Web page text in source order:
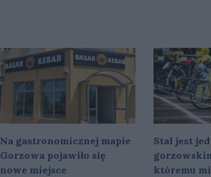
Na gastronomicznej mapie
Gorzowa pojawiło się
nowe miejsce
Stal jest
któremu